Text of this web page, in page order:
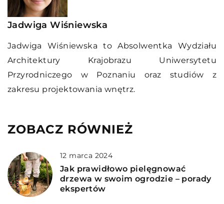
Jadwiga Wiśniewska
Jadwiga Wiśniewska to Absolwentka Wydziału
Architektury Krajobrazu Uniwersytetu
Przyrodniczego w Poznaniu oraz studiów z
zakresu projektowania wnętrz.
ZOBACZ RÓWNIEŻ
12 marca 2024
Jak prawidłowo pielęgnować
drzewa w swoim ogrodzie – porady
ekspertów